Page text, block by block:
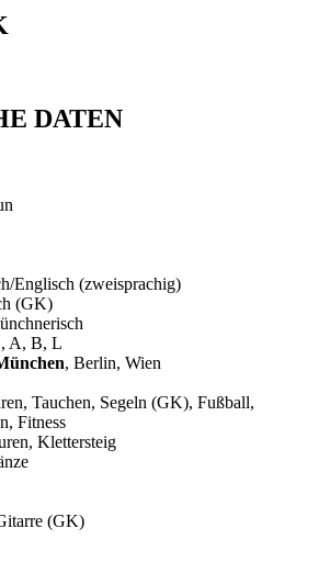
DATEN
Englisch (zweisprachig)
(GK)
A, B, L
, Berlin, Wien
Tauchen, Segeln (GK), Fußball,
Fitness
Klettersteig
(GK)